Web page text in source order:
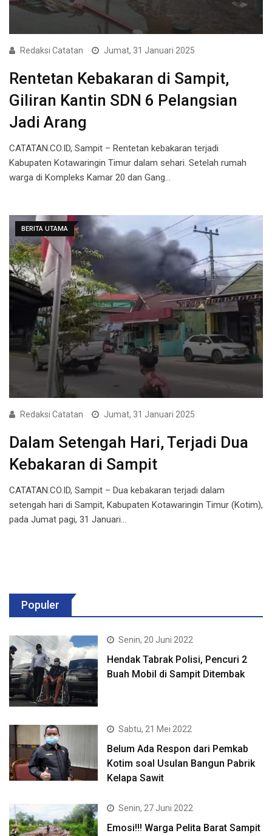
Redaksi Catatan Jumat, 31 Januari 2025
Rentetan Kebakaran di Sampit,
Giliran Kantin SDN 6 Pelangsian
Jadi Arang
CATATAN.CO.ID, Sampit – Rentetan kebakaran terjadi
Kabupaten Kotawaringin Timur dalam sehari. Setelah rumah
warga di Kompleks Kamar 20 dan Gang…
BERITA UTAMA
Redaksi Catatan Jumat, 31 Januari 2025
Dalam Setengah Hari, Terjadi Dua
Kebakaran di Sampit
CATATAN.CO.ID, Sampit – Dua kebakaran terjadi dalam
setengah hari di Sampit, Kabupaten Kotawaringin Timur (Kotim),
pada Jumat pagi, 31 Januari…
Populer
Senin, 20 Juni 2022
Hendak Tabrak Polisi, Pencuri 2
Buah Mobil di Sampit Ditembak
Sabtu, 21 Mei 2022
Belum Ada Respon dari Pemkab
Kotim soal Usulan Bangun Pabrik
Kelapa Sawit
Senin, 27 Juni 2022
Emosi!!! Warga Pelita Barat Sampit